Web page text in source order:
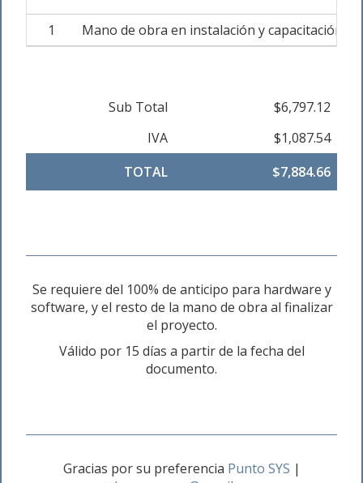
1 Mano de obra en instalación y capacitación
Sub Total
$6,797.12
IVA
$1,087.54
TOTAL
$7,884.66
Se requiere del 100% de anticipo para hardware y
software, y el resto de la mano de obra al finalizar
el proyecto.
Válido por 15 días a partir de la fecha del
documento.
Gracias por su preferencia Punto SYS |